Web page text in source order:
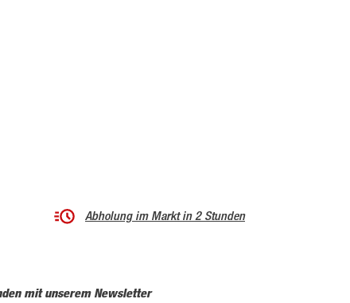
Abholung im Markt in 2 Stunden
mit unserem Newsletter